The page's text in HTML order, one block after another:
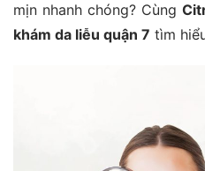
mịn nhanh chóng? Cùng
khám da liễu quận 7 tìm